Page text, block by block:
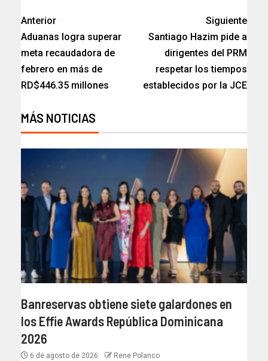
Anterior
Aduanas logra superar
meta recaudadora de
febrero en más de
RD$446.35 millones
Siguiente
Santiago Hazim pide a
dirigentes del PRM
respetar los tiempos
establecidos por la JCE
MÁS NOTICIAS
Banreservas obtiene siete galardones en
los Effie Awards República Dominicana
2026
6 de agosto de 2026 Rene Polanco